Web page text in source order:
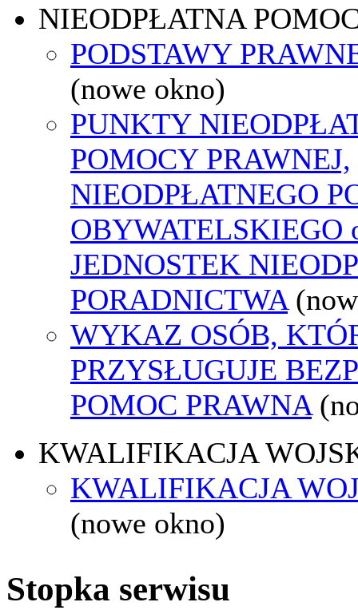
NIEODPŁATNA
PODSTAWY
(nowe okno)
PUNKTY
POMOCY PRAWNEJ,
NIEODPŁATNEGO
OBYWATELSKIEGO
JEDNOSTEK
PORADNICTWA
WYKAZ OSÓB,
PRZYSŁUGUJE
POMOC PRAWNA
KWALIFIKACJA
KWALIFIKACJA
(nowe okno)
Stopka serwisu